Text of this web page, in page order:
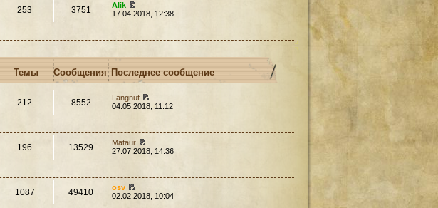
253 3751
Alik
17.04.2018, 12:38
Темы Сообщения Последнее сообщение
212 8552
Langnut
04.05.2018, 11:12
196 13529
Mataur
27.07.2018, 14:36
1087 49410
osv
02.02.2018, 10:04